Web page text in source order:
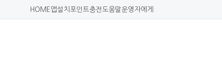
HOME 앱설치 포인트충전도움말운영자에게